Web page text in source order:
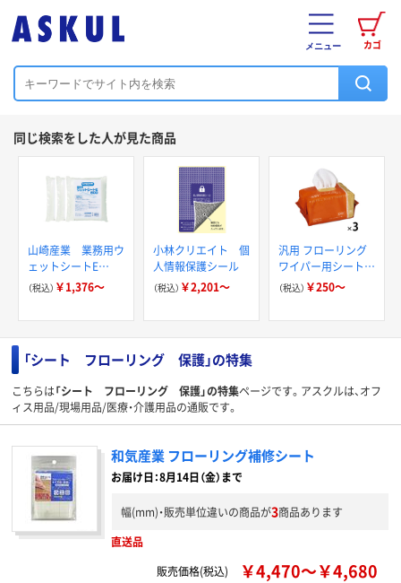
カゴ
メニュー
同じ検索をした人が見た商品
山崎産業 業務用ウ
ェットシートE
600【幅600mm用】
【ウェットシート】
（税込） ￥1,376～
小林クリエイト 個
人情報保護シール
（税込） ￥2,201～
汎用 フローリング
ワイパー用シート
ドライ／ウェット
（税込） ￥250～
「シート フローリング 保護」の特集
こちらは「シート フローリング 保護」の特集ページです。アスクルは、オフ
ィス用品/現場用品/医療・介護用品の通販です。
和気産業 フローリング補修シート
お届け日：8月14日（金）まで
幅(mm)・販売単位違いの商品が3商品あります
直送品
販売価格(税込)
￥4,470～￥4,680